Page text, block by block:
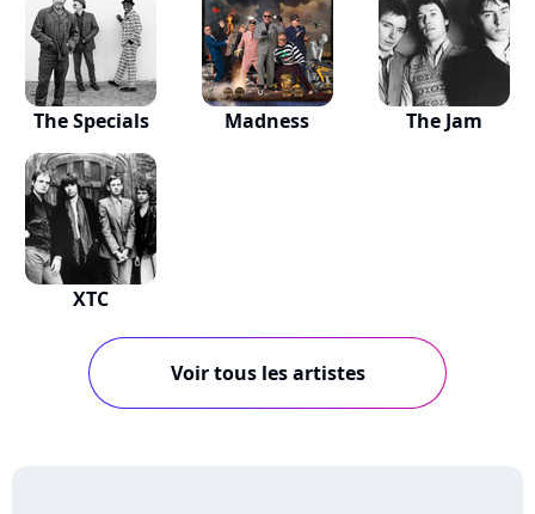
The Specials Madness The Jam
XTC
Voir tous les artistes